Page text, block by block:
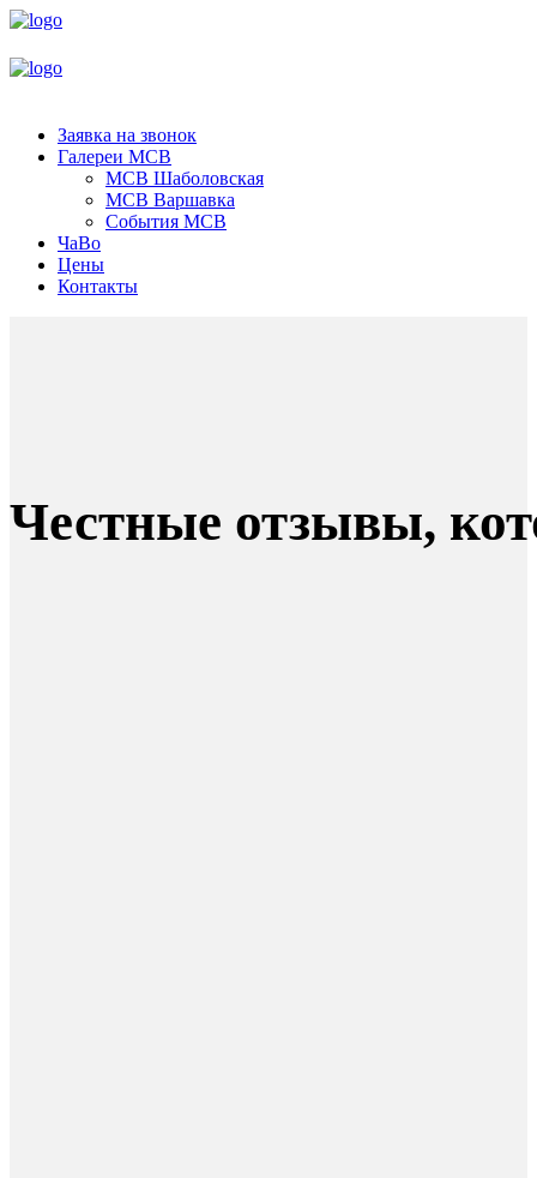
Заявка на звонок
Галереи МСВ
МСВ Шаболовская
МСВ Варшавка
События МСВ
ЧаВо
Цены
Контакты
Честные отзывы,